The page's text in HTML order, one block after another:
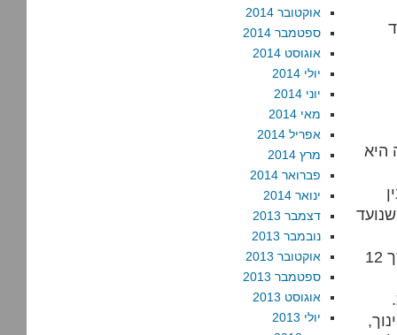
היא
הייתי מקבל את פרויקט נערי רפול כרע הכרחי אם היה נמשך 12
אוקטובר 2014
ספטמבר 2014
אוגוסט 2014
יולי 2014
יוני 2014
מאי 2014
אפריל 2014
מרץ 2014
פברואר 2014
ינואר 2014
דצמבר 2013
נובמבר 2013
אוקטובר 2013
ספטמבר 2013
אוגוסט 2013
יולי 2013